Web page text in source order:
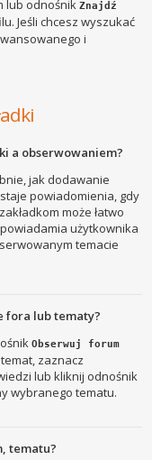
lub odnośnikZnajdź
Jeśli chcesz wyszukać
i
a obserwowaniem?
jak dodawanie
powiadomienia, gdy
może łatwo
użytkownika
temacie
fora lub tematy?
Obserwuj forum
zaznacz
lub kliknij odnośnik
wybranego tematu.
tematu?